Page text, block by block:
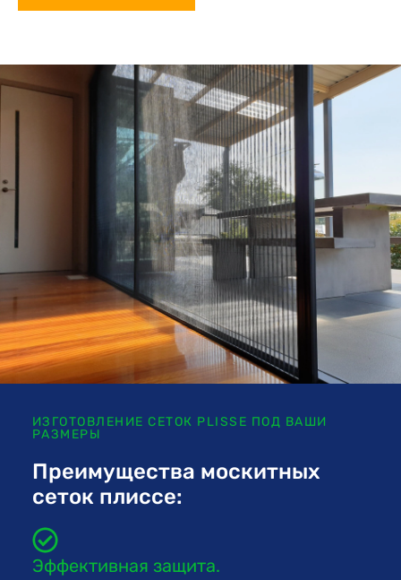
ИЗГОТОВЛЕНИЕ СЕТОК PLISSE ПОД ВАШИ
РАЗМЕРЫ
Преимущества москитных
сеток плиссе:
Эффективная защита.